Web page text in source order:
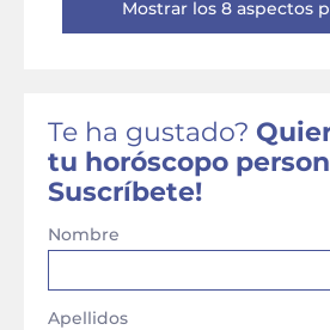
Mostrar los 8 aspectos
Te ha gustado?
tu horóscopo
Suscríbete!
Nombre
Apellidos